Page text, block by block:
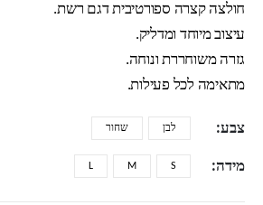
חולצה קצרה ספורטיבית דגם רשת.
עיצוב מיוחד ומדליק.
גזרה משוחררת ונוחה.
מתאימה לכל פעילות.
צבע לבן שחור
מידה S
M
L